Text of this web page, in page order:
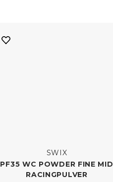
SWIX
PF35 WC POWDER FINE MID
RACINGPULVER